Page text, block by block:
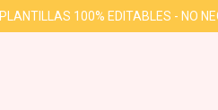
PLANTILLAS 100% EDITABLES - NO